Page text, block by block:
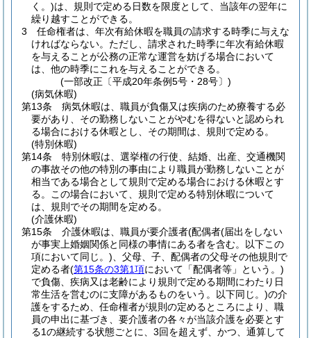
く。)は、規則で定める日数を限度として、当該年の翌年に
繰り越すことができる。
3
任命権者は、年次有給休暇を職員の請求する時季に与えな
ければならない。 ただし、請求された時季に年次有給休暇
を与えることが公務の正常な運営を妨げる場合において
は、他の時季にこれを与えることができる。
(一部改正〔平成20年条例5号・28号〕)
(病気休暇)
第13条
病気休暇は、職員が負傷又は疾病のため療養する必
要があり、その勤務しないことがやむを得ないと認められ
る場合における休暇とし、その期間は、規則で定める。
(特別休暇)
第14条
特別休暇は、選挙権の行使、結婚、出産、交通機関
の事故その他の特別の事由により職員が勤務しないことが
相当である場合として規則で定める場合における休暇とす
る。
この場合において、規則で定める特別休暇について
は、規則でその期間を定める。
(介護休暇)
第15条
介護休暇は、職員が要介護者(配偶者(届出をしない
が事実上婚姻関係と同様の事情にある者を含む。以下この
項において同じ。) 、父母、子、配偶者の父母その他規則で
定める者(第15条の3第1項において「配偶者等」という。)
で負傷、疾病又は老齢により規則で定める期間にわたり日
常生活を営むのに支障があるものをいう。以下同じ。)の介
護をするため、任命権者が規則の定めるところにより、職
員の申出に基づき、要介護者の各々が当該介護を必要とす
る1の継続する状態ごとに、3回を超えず、かつ、通算して